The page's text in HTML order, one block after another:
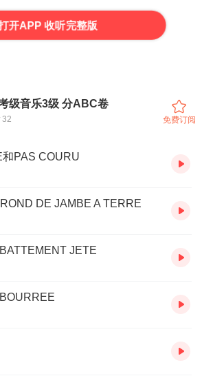
打开APP 收听完整版
级音乐3级 分ABC卷
32 免费订阅
PAS COURU
DE JAMBE A TERRE
JETE